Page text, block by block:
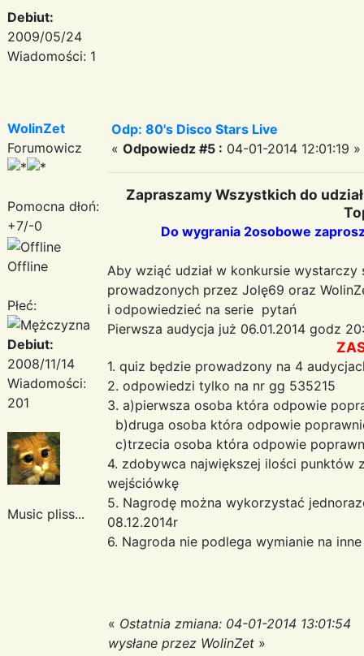
Debiut:
2009/05/24
Wiadomości: 1
WolinZet
Forumowicz
Pomocna dłoń:
+7/-0
Offline
Płeć:
Debiut:
2008/11/14
Wiadomości:
201
Music pliss...
Odp: 80's Disco Stars Live
« Odpowiedz #5 : 04-01-2014 12:01:19 »
Zapraszamy Wszystkich do
Do wygrania 2osobowe
Aby wziąć udział w konkursie wystarczy
prowadzonych przez Jolę69 oraz
i odpowiedzieć na serie pytań
Pierwsza audycja już 06.01.2014 godz
1. quiz będzie prowadzony na 4
2. odpowiedzi tylko na nr gg 535215
3. a)pierwsza osoba która odpowie
b)druga osoba która odpowie
c)trzecia osoba która odpowie
4. zdobywca największej ilości punktów
wejściówkę
5. Nagrodę można wykorzystać
08.12.2014r
6. Nagroda nie podlega wymianie na
« Ostatnia zmiana: 04-01-2014 13:01:54
wysłane przez WolinZet »